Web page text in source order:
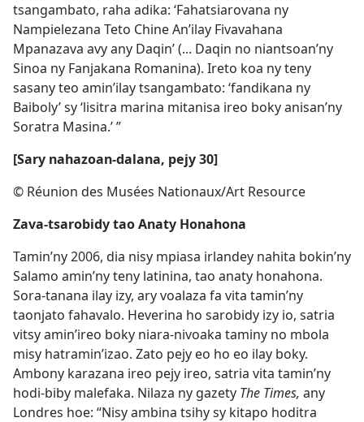
tsangambato, raha adika: ‘Fahatsiarovana ny
Nampielezana Teto Chine An’ilay Fivavahana
Mpanazava avy any Daqin’ (... Daqin no niantsoan’ny
Sinoa ny Fanjakana Romanina). Ireto koa ny teny
sasany teo amin’ilay tsangambato: ‘fandikana ny
Baiboly’ sy ‘lisitra marina mitanisa ireo boky anisan’ny
Soratra Masina.’ ”
[Sary nahazoan-dalana, pejy 30]
© Réunion des Musées Nationaux/Art Resource
Zava-tsarobidy tao Anaty Honahona
Tamin’ny 2006, dia nisy mpiasa irlandey nahita bokin’ny
Salamo amin’ny teny latinina, tao anaty honahona.
Sora-tanana ilay izy, ary voalaza fa vita tamin’ny
taonjato fahavalo. Heverina ho sarobidy izy io, satria
vitsy amin’ireo boky niara-nivoaka taminy no mbola
misy hatramin’izao. Zato pejy eo ho eo ilay boky.
Ambony karazana ireo pejy ireo, satria vita tamin’ny
hodi-biby malefaka. Nilaza ny gazety The Times, any
Londres hoe: “Nisy ambina tsihy sy kitapo hoditra